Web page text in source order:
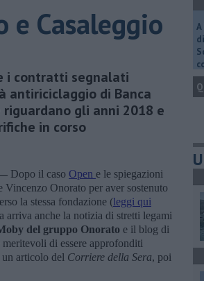
e Casaleggio
i contratti segnalati
antiriciclaggio di Banca
gli anni 2018 e
in corso
Dopo il caso Open e le spiegazioni
Vincenzo Onorato per aver sostenuto
la stessa fondazione (leggi qui
arriva anche la notizia di stretti legami
del gruppo Onorato e il blog di
meritevoli di essere approfonditi
articolo del Corriere della Sera, poi